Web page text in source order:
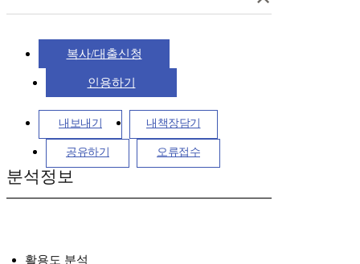
복사/대출신청
인용하기
내보내기 내책장담기
공유하기 오류접수
분석정보
활용도 분석